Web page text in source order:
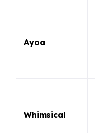
Ayoa
Whimsical